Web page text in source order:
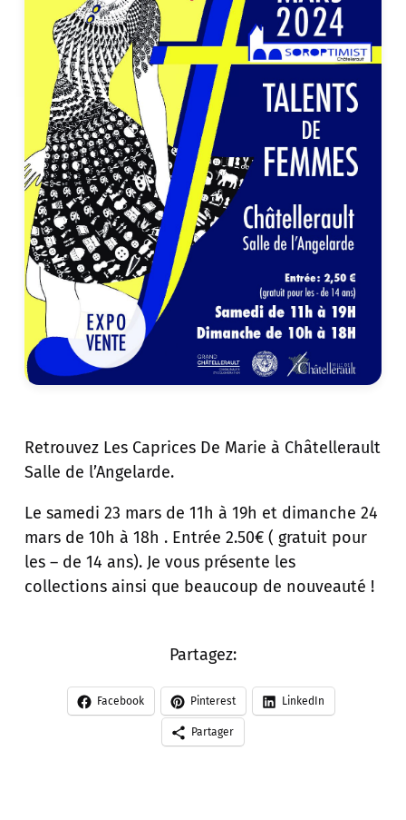
Retrouvez Les Caprices De Marie à Châtellerault
Salle de l’Angelarde.
Le samedi 23 mars de 11h à 19h et dimanche 24
mars de 10h à 18h . Entrée 2.50€ ( gratuit pour
les – de 14 ans). Je vous présente les
collections ainsi que beaucoup de nouveauté !
Partagez:
Facebook Pinterest LinkedIn
Partager